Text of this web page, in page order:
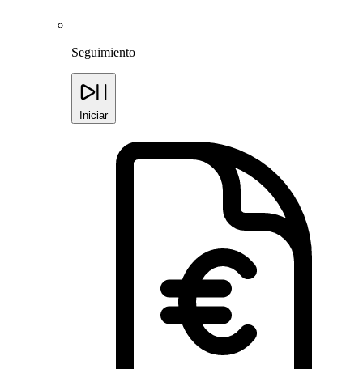
Seguimiento
Iniciar